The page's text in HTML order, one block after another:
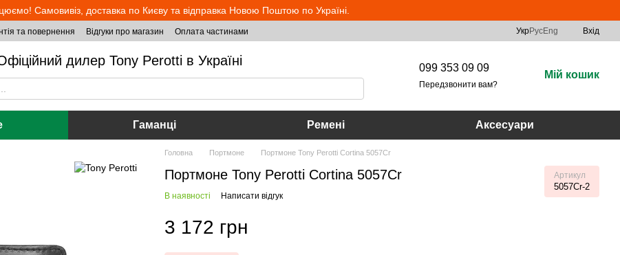
Самовивіз, доставка по Києву та відправка Новою Поштою по Україні.
та повернення Відгуки про магазин Оплата частинами УкрРусEng Вхід
дилер Tony Perotti в Україні 099 353 09 09
Передзвонити вам?
Мій кошик
Гаманці Ремені Аксесуари
Головна Портмоне Портмоне Tony Perotti Cortina 5057Cr
Портмоне Tony Perotti Cortina 5057Cr Артикул
5057Cr-2
В наявності Написати відгук
3 172 грн